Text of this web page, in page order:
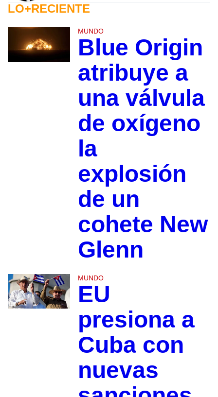
LO+RECIENTE
MUNDO
Blue Origin
atribuye a
una válvula
de oxígeno
la
explosión
de un
cohete New
Glenn
MUNDO
EU
presiona a
Cuba con
nuevas